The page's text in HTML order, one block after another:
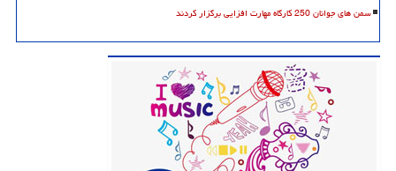
سمن های جوانان 250 کارگاه مهارت افزایی برگزار کردند